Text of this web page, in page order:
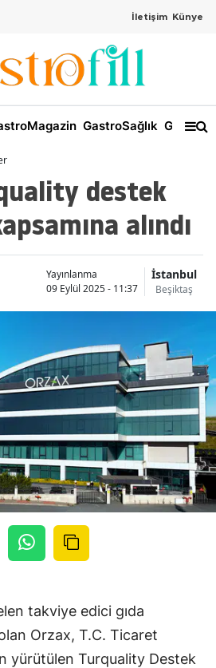
İletişim Künye
GastroSağlık
destek
alındı
Yayınlanma
09 Eylül 2025 - 11:37
İstanbul
Beşiktaş
takviye edici gıda
Orzax, T.C. Ticaret
yürütülen Turquality Destek